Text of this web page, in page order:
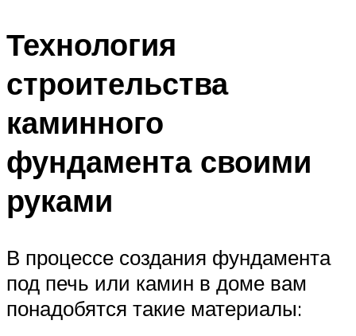
Технология
строительства
каминного
фундамента своими
руками
В процессе создания фундамента
под печь или камин в доме вам
понадобятся такие материалы: